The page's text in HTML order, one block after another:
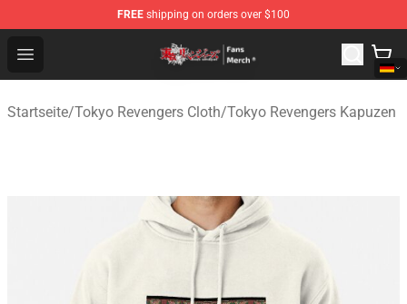
FREE shipping on orders over $100
Open menu
Tokyo Revengers Store - Official Tokyo Revengers
Startseite/Tokyo Revengers Cloth/Tokyo Revengers Kapuzen